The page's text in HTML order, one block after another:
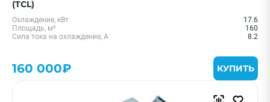
(TCL)
Охлаждение, кВт
17.6
Площадь, м²
160
Сила тока на охлаждение, А
8.2
160 000₽ КУПИТЬ